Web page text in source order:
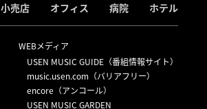
小売店 オフィス 病院 ホテル
WEBメディア
USEN MUSIC GUIDE（番組情報サイト）
music.usen.com（バリアフリー）
encore（アンコール）
USEN MUSIC GARDEN